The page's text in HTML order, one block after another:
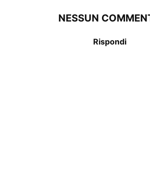
NESSUN
Rispondi